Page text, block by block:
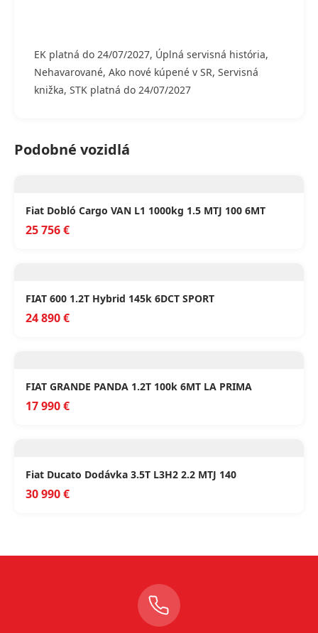
EK platná do 24/07/2027, Úplná servisná história,
Nehavarované, Ako nové kúpené v SR, Servisná
knižka, STK platná do 24/07/2027
Podobné vozidlá
Fiat Dobló Cargo VAN L1 1000kg 1.5 MTJ 100 6MT
25 756 €
FIAT 600 1.2T Hybrid 145k 6DCT SPORT
24 890 €
FIAT GRANDE PANDA 1.2T 100k 6MT LA PRIMA
17 990 €
Fiat Ducato Dodávka 3.5T L3H2 2.2 MTJ 140
30 990 €